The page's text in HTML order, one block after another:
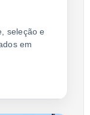
seleção e
em